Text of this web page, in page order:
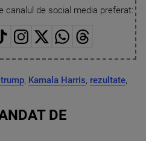
canalul de social media preferat:
, Kamala Harris, rezultate,
DE